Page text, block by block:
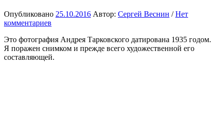
Опубликовано 25.10.2016 Автор: Сергей Веснин /Нет
комментариев
Это фотография Андрея Тарковского датирована 1935 годом.
Я поражен снимком и прежде всего художественной его
составляющей.